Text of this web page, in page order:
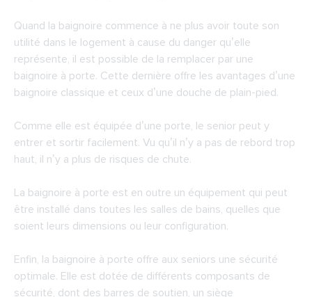
Quand la baignoire commence à ne plus avoir toute son
utilité dans le logement à cause du danger qu’elle
représente, il est possible de la remplacer par une
baignoire à porte. Cette dernière offre les avantages d’une
baignoire classique et ceux d’une douche de plain-pied.
Comme elle est équipée d’une porte, le senior peut y
entrer et sortir facilement. Vu qu’il n’y a pas de rebord trop
haut, il n’y a plus de risques de chute.
La baignoire à porte est en outre un équipement qui peut
être installé dans toutes les salles de bains, quelles que
soient leurs dimensions ou leur configuration.
Enfin, la baignoire à porte offre aux seniors une sécurité
optimale. Elle est dotée de différents composants de
sécurité, dont des barres de soutien, un siège